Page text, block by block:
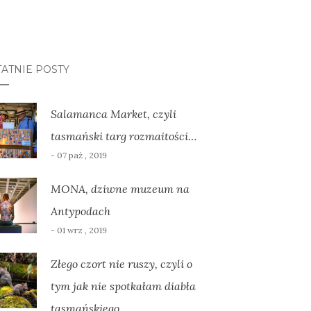
POSTY
Salamanca Market, czyli
tasmański targ rozmaitości…
- 07 paź , 2019
MONA, dziwne muzeum na
Antypodach
- 01 wrz , 2019
Złego czort nie ruszy, czyli o
tym jak nie spotkałam diabła
tasmańskiego